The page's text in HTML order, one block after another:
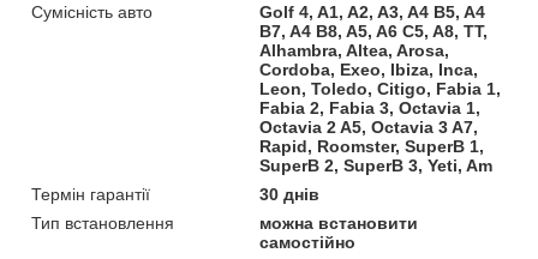
Сумісність авто
Golf 4, A1, A2, A3, A4 B5, A4
B7, A4 B8, A5, A6 C5, A8, TT,
Alhambra, Altea, Arosa,
Cordoba, Exeo, Ibiza, Inca,
Leon, Toledo, Citigo, Fabia 1,
Fabia 2, Fabia 3, Octavia 1,
Octavia 2 A5, Octavia 3 A7,
Rapid, Roomster, SuperB 1,
SuperB 2, SuperB 3, Yeti, Am
Термін гарантії
30 днів
Тип встановлення
можна встановити
самостійно